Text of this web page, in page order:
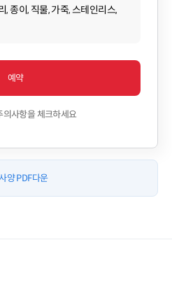
, 종이, 직물, 가죽, 스테인리스,
예약
의사항을 체크하세요
양 PDF다운